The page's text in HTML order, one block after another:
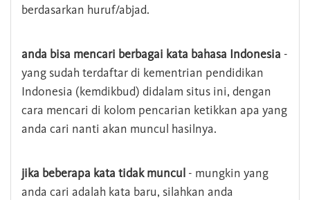
berdasarkan huruf/abjad.
anda bisa mencari berbagai kata bahasa Indonesia -
yang sudah terdaftar di kementrian pendidikan
Indonesia (kemdikbud) didalam situs ini, dengan
cara mencari di kolom pencarian ketikkan apa yang
anda cari nanti akan muncul hasilnya.
jika beberapa kata tidak muncul - mungkin yang
anda cari adalah kata baru, silahkan anda